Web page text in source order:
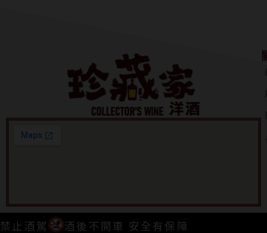
禁止酒駕 酒後不開車 安全有保障